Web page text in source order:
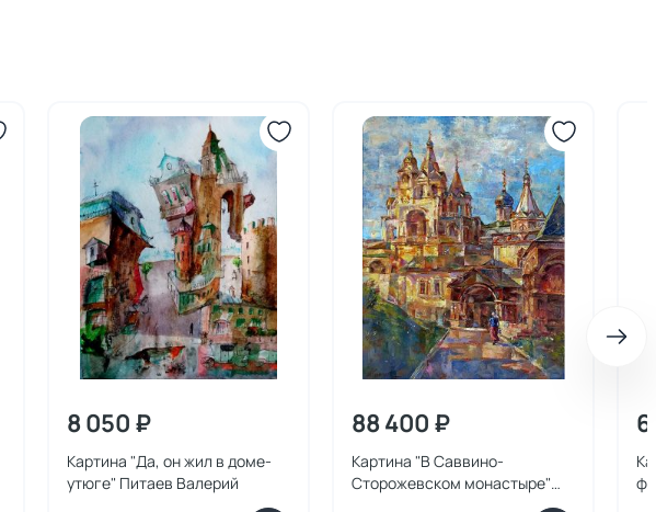
8 050 ₽
Картина "Да, он жил в доме-
утюге" Питаев Валерий
88 400 ₽
Картина "В Саввино-
Сторожевском монастыре"